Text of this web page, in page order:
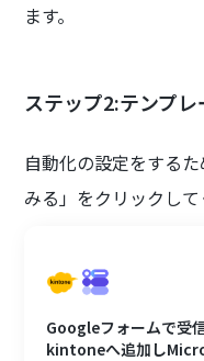
ます。
ステップ2:テンプ
自動化の設定をする
みる」をクリックして
Googleフォームで受
kintoneへ追加し